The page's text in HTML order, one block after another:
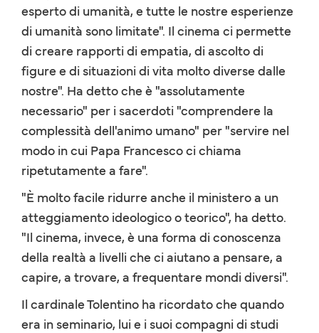
esperto di umanità, e tutte le nostre esperienze
di umanità sono limitate". Il cinema ci permette
di creare rapporti di empatia, di ascolto di
figure e di situazioni di vita molto diverse dalle
nostre". Ha detto che è "assolutamente
necessario" per i sacerdoti "comprendere la
complessità dell'animo umano" per "servire nel
modo in cui Papa Francesco ci chiama
ripetutamente a fare".
"È molto facile ridurre anche il ministero a un
atteggiamento ideologico o teorico", ha detto.
"Il cinema, invece, è una forma di conoscenza
della realtà a livelli che ci aiutano a pensare, a
capire, a trovare, a frequentare mondi diversi".
Il cardinale Tolentino ha ricordato che quando
era in seminario, lui e i suoi compagni di studi